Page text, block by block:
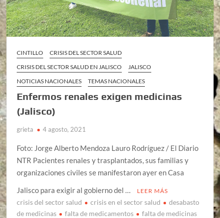
CINTILLO
CRISIS DEL SECTOR SALUD
CRISIS DEL SECTOR SALUD EN JALISCO
JALISCO
NOTICIAS NACIONALES
TEMAS NACIONALES
Enfermos renales exigen medicinas
(Jalisco)
grieta 4 agosto, 2021
Foto: Jorge Alberto Mendoza Lauro Rodríguez / El Diario
NTR Pacientes renales y trasplantados, sus familias y
organizaciones civiles se manifestaron ayer en Casa
Jalisco para exigir al gobierno del …
LEER MÁS
crisis del sector salud crisis en el sector salud
desabasto
de medicinas
falta de medicamentos falta de medicinas